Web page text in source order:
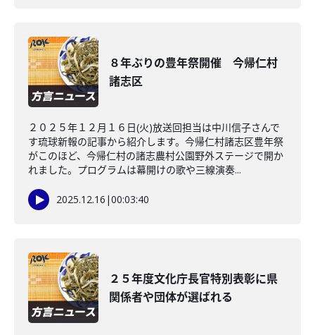
８年ぶりの豊年祭開催 今帰仁村
諸志区
２０２５年１２月１６日(火)放送回担当は中川信子さんで
す琉球新報の記事から紹介します。今帰仁村諸志区豊年祭
がこのほど、今帰仁村の諸志農村公園野外ステージで開か
れました。プログラムは幕開けの歌や三線演奏...
2025.12.16 |00:03:40
２５年度文化庁長官特別表彰に県
関係者や団体が選ばれる